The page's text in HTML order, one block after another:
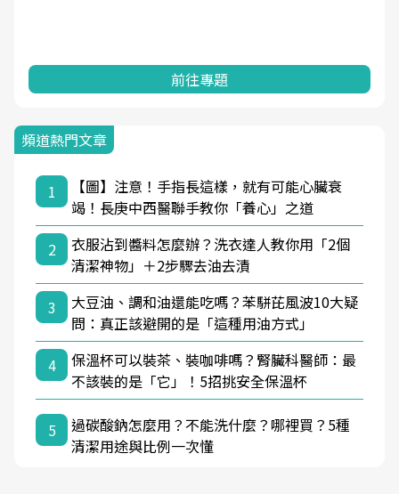
前往專題
頻道熱門文章
1
【圖】注意！手指長這樣，就有可能心臟衰
竭！長庚中西醫聯手教你「養心」之道
2
衣服沾到醬料怎麼辦？洗衣達人教你用「2個
清潔神物」＋2步驟去油去漬
3
大豆油、調和油還能吃嗎？苯駢芘風波10大疑
問：真正該避開的是「這種用油方式」
4
保溫杯可以裝茶、裝咖啡嗎？腎臟科醫師：最
不該裝的是「它」！5招挑安全保溫杯
5
過碳酸鈉怎麼用？不能洗什麼？哪裡買？5種
清潔用途與比例一次懂